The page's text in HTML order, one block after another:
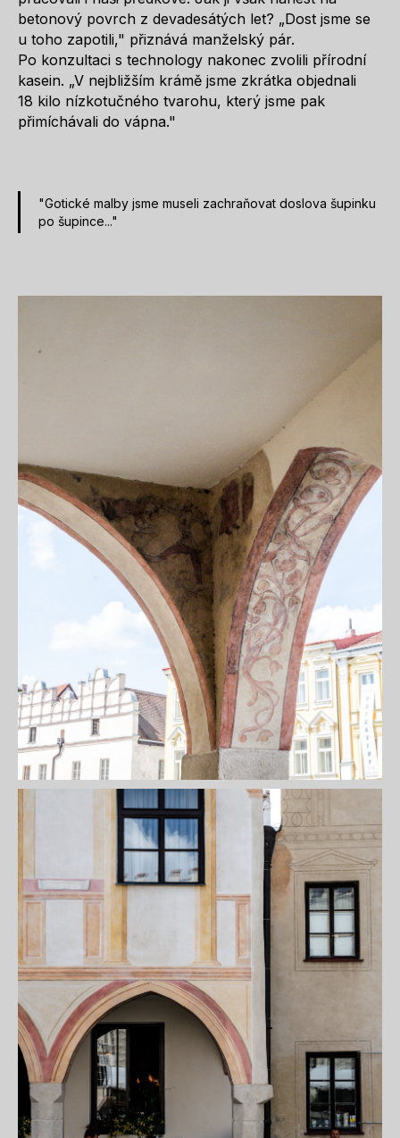
betonový povrch z devadesátých let? „Dost jsme se
u toho zapotili," přiznává manželský pár.
Po konzultaci s technology nakonec zvolili přírodní
kasein. „V nejbližším krámě jsme zkrátka objednali
18 kilo nízkotučného tvarohu, který jsme pak
přimíchávali do vápna."
"Gotické malby jsme museli zachraňovat doslova šupinku
po šupince..."